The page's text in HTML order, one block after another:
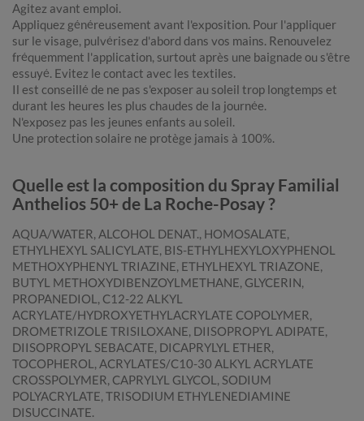
Agitez avant emploi.
Appliquez généreusement avant l'exposition. Pour l'appliquer
sur le visage, pulvérisez d'abord dans vos mains. Renouvelez
fréquemment l'application, surtout après une baignade ou s'être
essuyé. Evitez le contact avec les textiles.
Il est conseillé de ne pas s'exposer au soleil trop longtemps et
durant les heures les plus chaudes de la journée.
N'exposez pas les jeunes enfants au soleil.
Une protection solaire ne protège jamais à 100%.
Quelle est la composition du Spray Familial
Anthelios 50+ de La Roche-Posay ?
AQUA/WATER, ALCOHOL DENAT., HOMOSALATE,
ETHYLHEXYL SALICYLATE, BIS-ETHYLHEXYLOXYPHENOL
METHOXYPHENYL TRIAZINE, ETHYLHEXYL TRIAZONE,
BUTYL METHOXYDIBENZOYLMETHANE, GLYCERIN,
PROPANEDIOL, C12-22 ALKYL
ACRYLATE/HYDROXYETHYLACRYLATE COPOLYMER,
DROMETRIZOLE TRISILOXANE, DIISOPROPYL ADIPATE,
DIISOPROPYL SEBACATE, DICAPRYLYL ETHER,
TOCOPHEROL, ACRYLATES/C10-30 ALKYL ACRYLATE
CROSSPOLYMER, CAPRYLYL GLYCOL, SODIUM
POLYACRYLATE, TRISODIUM ETHYLENEDIAMINE
DISUCCINATE.